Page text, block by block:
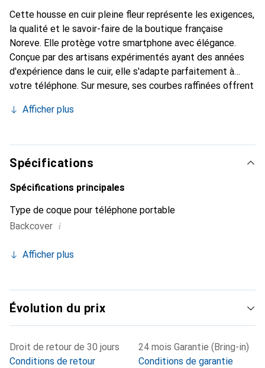
Cette housse en cuir pleine fleur représente les exigences,
la qualité et le savoir-faire de la boutique française
Noreve. Elle protège votre smartphone avec élégance.
Conçue par des artisans expérimentés ayant des années
d'expérience dans le cuir, elle s'adapte parfaitement à
votre téléphone. Sur mesure, ses courbes raffinées offrent
et indispensable pour votre smartphone. La marque
de haute qualité et constitue un choix fiable pour une
clientèle exigeante.
Afficher plus
Spécifications
Spécifications principales
Type de coque pour téléphone portable
Backcover i
Afficher plus
Évolution du prix
Droit de retour de 30 jours
Conditions de retour
24 mois Garantie (Bring-in)
Conditions de garantie